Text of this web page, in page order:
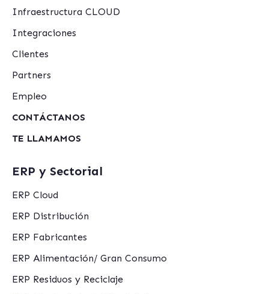
Infraestructura CLOUD
Integraciones
Clientes
Partners
Empleo
CONTÁCTANOS
TE LLAMAMOS
ERP y Sectorial
ERP Cloud
ERP Distribución
ERP Fabricantes
ERP Alimentación/ Gran Consumo
ERP Residuos y Reciclaje